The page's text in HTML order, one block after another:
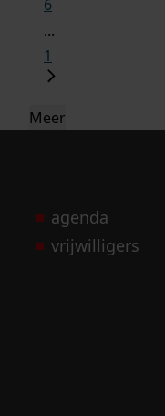
6
...
1
Meer
agenda
vrijwilligers